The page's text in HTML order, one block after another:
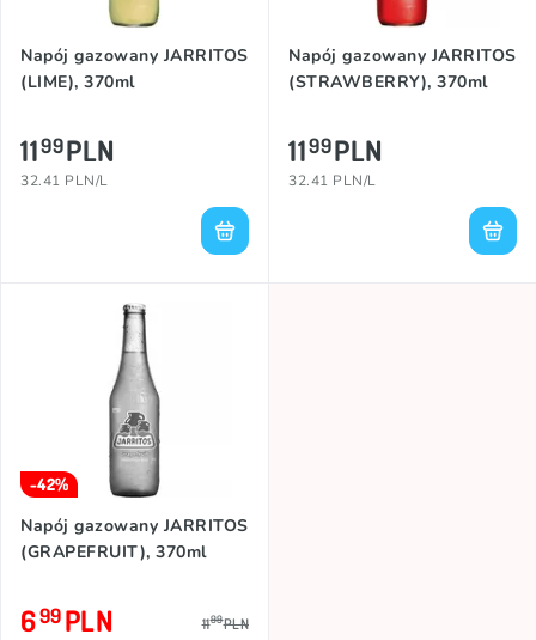
Napój gazowany JARRITOS
(LIME), 370ml
1199PLN
32.41 PLN/L
Napój gazowany JARRITOS
(STRAWBERRY), 370ml
1199PLN
32.41 PLN/L
-42%
Napój gazowany JARRITOS
(GRAPEFRUIT), 370ml
699PLN 1199PLN